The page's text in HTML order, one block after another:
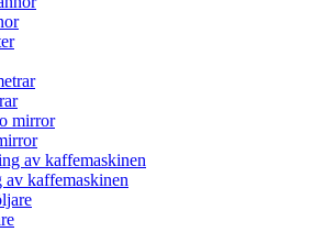
av kaffemaskinen